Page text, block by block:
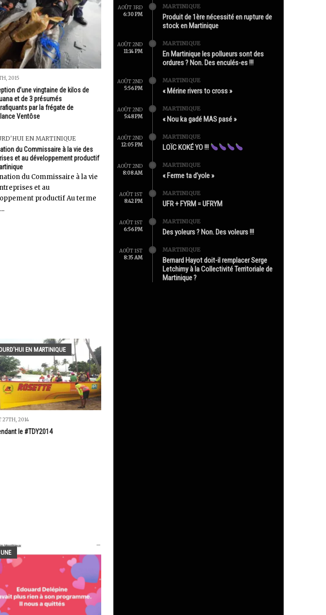
2015
d’une vingtaine de kilos de
et de 3 présumés
par la frégate de
Ventôse
EN MARTINIQUE
du Commissaire à la vie des
et au développement productif
du Commissaire à la vie
et au
productif Au terme
EN MARTINIQUE
27TH, 2014
le #TDY2014
AOÛT 3RD
6:30 PM
MARTINIQUE
Produit de 1ère nécessité en rupture de
stock en Martinique
AOÛT 2ND
11:14 PM
MARTINIQUE
En Martinique les pollueurs sont des
ordures ? Non. Des enculés-es !!!
AOÛT 2ND
5:56 PM
MARTINIQUE
« Mérine rivers to cross »
AOÛT 2ND
5:48 PM
MARTINIQUE
« Nou ka gadé MAS pasé »
AOÛT 2ND
12:05 PM
MARTINIQUE
LOÏC KOKÉ YO !!!
AOÛT 2ND
8:08 AM
MARTINIQUE
« Ferme ta d’yole »
AOÛT 1ST
8:42 PM
MARTINIQUE
UFR + FYRM = UFRYM
AOÛT 1ST
6:56 PM
MARTINIQUE
Des yoleurs ? Non. Des voleurs !!!
AOÛT 1ST
8:35 AM
MARTINIQUE
Bernard Hayot doit-il remplacer Serge
Letchimy à la Collectivité Territoriale de
Martinique ?